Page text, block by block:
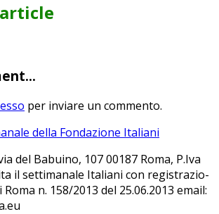
per inviare un commento.
del Ba­bui­no, 107 00187 Roma, P.Iva
il set­ti­ma­na­le Ita­lia­ni con re­gi­stra­zio­
n. 158/​2013 del 25.06.2013 email: